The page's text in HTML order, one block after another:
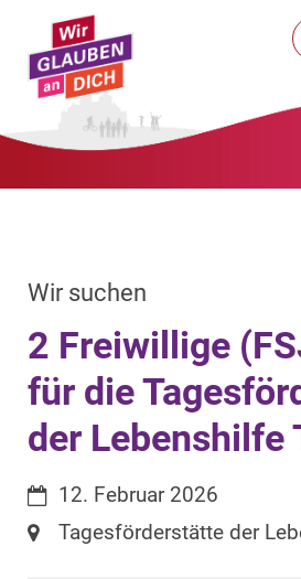
Zum Inhalt springen
Wir suchen
2 Freiwillige
für die
der Lebenshilfe
Datum:12. Februar 2026
Ort:Tagesförderstätte der